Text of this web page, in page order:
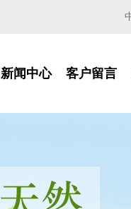
新闻中心 客户留言